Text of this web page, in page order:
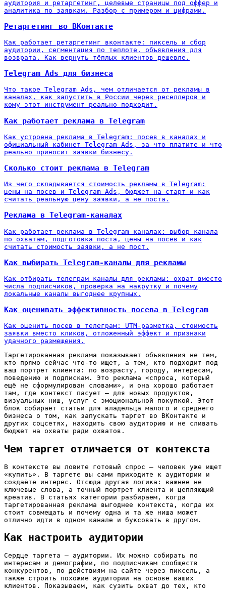
аудитория и ретаргетинг, целевые страницы под оффер и
аналитика по заявкам. Разбор с примером и цифрами.
Ретаргетинг во ВКонтакте
Как работает ретаргетинг вконтакте: пиксель и сбор
аудитории, сегментация по теплоте, объявления для
возврата. Как вернуть тёплых клиентов дешевле.
Telegram Ads для бизнеса
Что такое Telegram Ads, чем отличается от рекламы в
каналах, как запустить в России через реселлеров и
кому этот инструмент реально подходит.
Как работает реклама в Telegram
Как устроена реклама в Telegram: посев в каналах и
официальный кабинет Telegram Ads, за что платите и что
реально приносит заявки бизнесу.
Сколько стоит реклама в Telegram
Из чего складывается стоимость рекламы в Telegram:
цены на посев и Telegram Ads, бюджет на старт и как
считать реальную цену заявки, а не поста.
Реклама в Telegram-каналах
Как работает реклама в Telegram-каналах: выбор канала
по охватам, подготовка поста, цены на посев и как
считать стоимость заявки, а не пост.
Как выбирать Telegram-каналы для рекламы
Как отбирать телеграм каналы для рекламы: охват вместо
числа подписчиков, проверка на накрутку и почему
локальные каналы выгоднее крупных.
Как оценивать эффективность посева в Telegram
Как оценить посев в телеграм: UTM-разметка, стоимость
заявки вместо кликов, отложенный эффект и признаки
удачного размещения.
Таргетированная реклама показывает объявления не тем,
кто прямо сейчас что-то ищет, а тем, кто подходит под
ваш портрет клиента: по возрасту, городу, интересам,
поведению и подпискам. Это реклама «спроса, который
ещё не сформулирован словами», и она хорошо работает
там, где контекст пасует — для новых продуктов,
визуальных ниш, услуг с эмоциональной покупкой. Этот
блок собирает статьи для владельца малого и среднего
бизнеса о том, как запускать таргет во ВКонтакте и
других соцсетях, находить свою аудиторию и не сливать
бюджет на охваты ради охватов.
Чем таргет отличается от контекста
В контексте вы ловите готовый спрос — человек уже ищет
«купить». В таргете вы сами приходите к аудитории и
создаёте интерес. Отсюда другая логика: важнее не
ключевые слова, а точный портрет клиента и цепляющий
креатив. В статьях категории разбираем, когда
таргетированная реклама выгоднее контекста, когда их
стоит совмещать и почему одна и та же ниша может
отлично идти в одном канале и буксовать в другом.
Как настроить аудитории
Сердце таргета — аудитории. Их можно собирать по
интересам и демографии, по подписчикам сообществ
конкурентов, по действиям на сайте через пиксель, а
также строить похожие аудитории на основе ваших
клиентов. Показываем, как сузить охват до тех, кто